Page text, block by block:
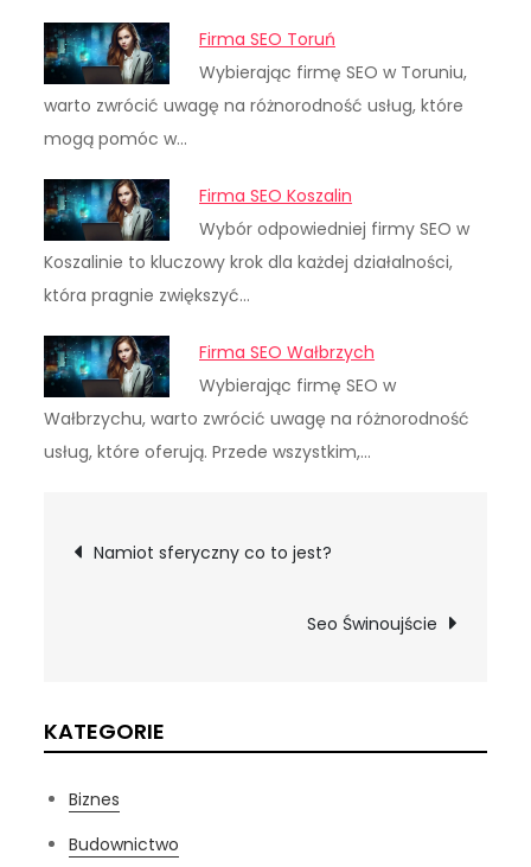
Firma SEO Toruń
Wybierając firmę SEO w Toruniu,
warto zwrócić uwagę na różnorodność usług, które
mogą pomóc w…
Firma SEO Koszalin
Wybór odpowiedniej firmy SEO w
Koszalinie to kluczowy krok dla każdej działalności,
która pragnie zwiększyć…
Firma SEO Wałbrzych
Wybierając firmę SEO w
Wałbrzychu, warto zwrócić uwagę na różnorodność
usług, które oferują. Przede wszystkim,…
Nawigacja
Namiot sferyczny co to jest?
Seo Świnoujście
KATEGORIE
Biznes
Budownictwo